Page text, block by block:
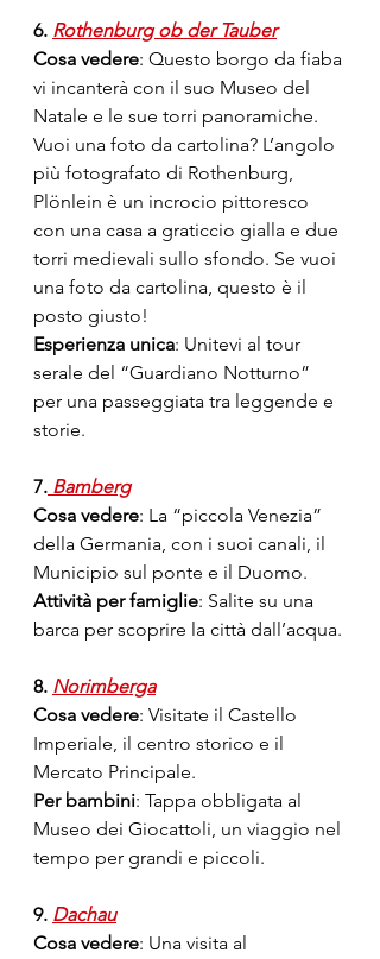
6. Rothenburg ob der Tauber
Cosa vedere: Questo borgo da fiaba
vi incanterà con il suo Museo del
Natale e le sue torri panoramiche.
Vuoi una foto da cartolina? L’angolo
più fotografato di Rothenburg,
Plönlein è un incrocio pittoresco
con una casa a graticcio gialla e due
torri medievali sullo sfondo. Se vuoi
una foto da cartolina, questo è il
posto giusto!
Esperienza unica: Unitevi al tour
serale del “Guardiano Notturno”
per una passeggiata tra leggende e
storie.
7. Bamberg
Cosa vedere: La “piccola Venezia”
della Germania, con i suoi canali, il
Municipio sul ponte e il Duomo.
Attività per famiglie: Salite su una
barca per scoprire la città dall’acqua.
8. Norimberga
Cosa vedere: Visitate il Castello
Imperiale, il centro storico e il
Mercato Principale.
Per bambini: Tappa obbligata al
Museo dei Giocattoli, un viaggio nel
tempo per grandi e piccoli.
9. Dachau
Cosa vedere: Una visita al